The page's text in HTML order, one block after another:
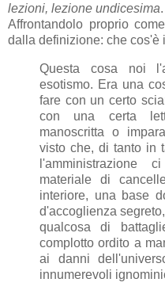
lezioni, lezione undicesima.
Affrontandolo proprio
dalla definizione: che cos'è
Questa cosa noi
esotismo. Era una
fare con un certo
con una certa
manoscritta o
visto che, di tanto in
l'amministrazione
materiale di
interiore, una base
d'accoglienza
qualcosa di
complotto ordito a
ai danni
innumerevoli